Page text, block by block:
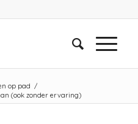
op pad /
(ook zonder ervaring)